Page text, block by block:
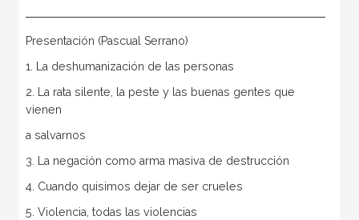
Presentación (Pascual Serrano)
1. La deshumanización de las personas
2. La rata silente, la peste y las buenas gentes que
vienen
a salvarnos
3. La negación como arma masiva de destrucción
4. Cuando quisimos dejar de ser crueles
5. Violencia, todas las violencias